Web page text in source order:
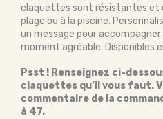
claquettes sont résistantes et
plage ou à la piscine.
un message pour
moment agréable. Disponibles
Psst ! Renseignez ci-
claquettes qu’il vous faut.
commentaire de la
à 47.